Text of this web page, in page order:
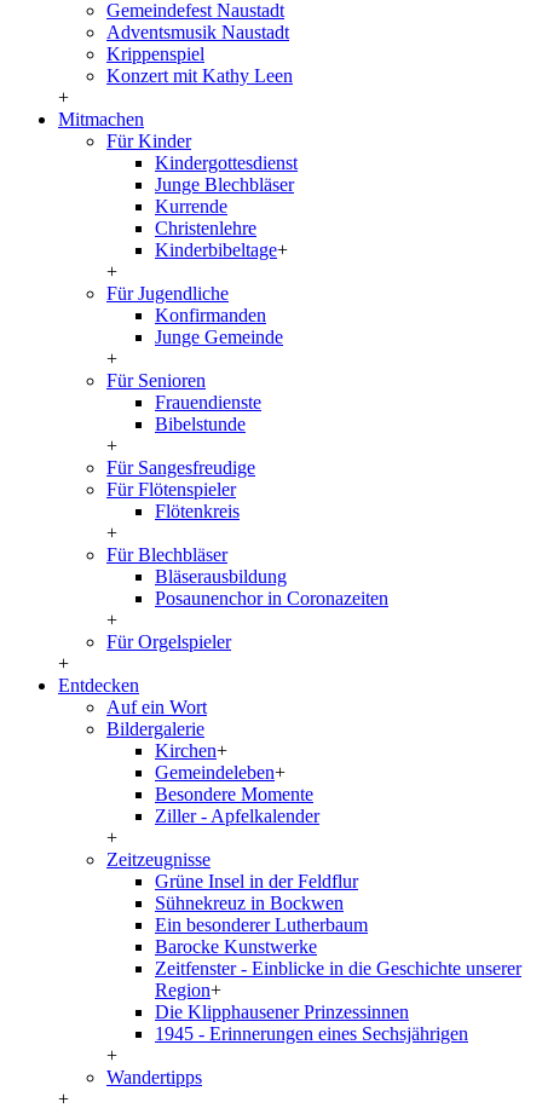
Gemeindefest Naustadt
Adventsmusik Naustadt
Krippenspiel
Konzert mit Kathy Leen
+
Mitmachen
Für Kinder
Kindergottesdienst
Junge Blechbläser
Kurrende
Christenlehre
Kinderbibeltage+
+
Für Jugendliche
Konfirmanden
Junge Gemeinde
+
Für Senioren
Frauendienste
Bibelstunde
+
Für Sangesfreudige
Für Flötenspieler
Flötenkreis
+
Für Blechbläser
Bläserausbildung
Posaunenchor in Coronazeiten
+
Für Orgelspieler
+
Entdecken
Auf ein Wort
Bildergalerie
Kirchen+
Gemeindeleben+
Besondere Momente
Ziller - Apfelkalender
+
Zeitzeugnisse
Grüne Insel in der Feldflur
Sühnekreuz in Bockwen
Ein besonderer Lutherbaum
Barocke Kunstwerke
Zeitfenster - Einblicke in die Geschichte unserer
Region+
Die Klipphausener Prinzessinnen
1945 - Erinnerungen eines Sechsjährigen
+
Wandertipps
+